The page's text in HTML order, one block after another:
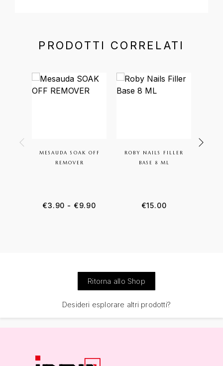
PRODOTTI CORRELATI
MESAUDA SOAK OFF
REMOVER
€3.90 - €9.90
ROBY NAILS FILLER
BASE 8 ML
€15.00
Ritorna allo Shop
Desideri esplorare altri prodotti?